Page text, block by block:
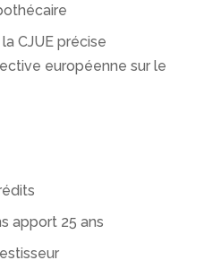
CJUE précise
européenne sur le
apport 25 ans